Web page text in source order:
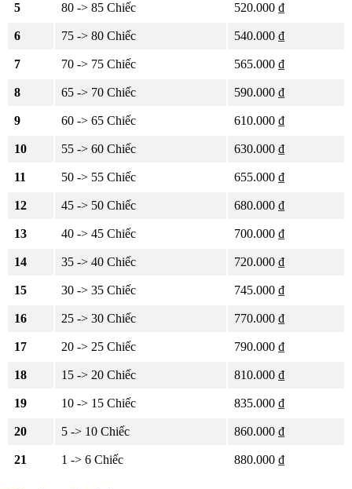
5 80 -> 85 Chiếc 520.000 ₫
6 75 -> 80 Chiếc 540.000 ₫
7 70 -> 75 Chiếc 565.000 ₫
8 65 -> 70 Chiếc 590.000 ₫
9 60 -> 65 Chiếc 610.000 ₫
10 55 -> 60 Chiếc 630.000 ₫
11 50 -> 55 Chiếc 655.000 ₫
12 45 -> 50 Chiếc 680.000 ₫
13 40 -> 45 Chiếc 700.000 ₫
14 35 -> 40 Chiếc 720.000 ₫
15 30 -> 35 Chiếc 745.000 ₫
16 25 -> 30 Chiếc 770.000 ₫
17 20 -> 25 Chiếc 790.000 ₫
18 15 -> 20 Chiếc 810.000 ₫
19 10 -> 15 Chiếc 835.000 ₫
20 5 -> 10 Chiếc 860.000 ₫
21 1 -> 6 Chiếc 880.000 ₫